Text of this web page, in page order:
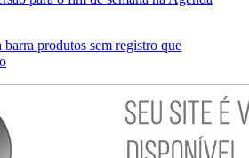
produtos sem registro que